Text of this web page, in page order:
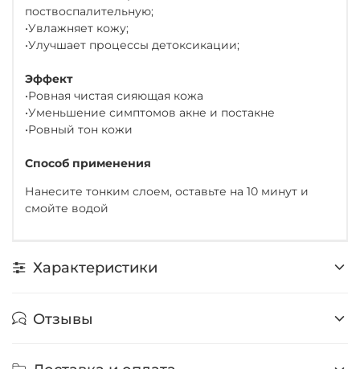
поствоспалительную;
•Увлажняет кожу;
•Улучшает процессы детоксикации;
Эффект
•Ровная чистая сияющая кожа
•Уменьшение симптомов акне и постакне
•Ровный тон кожи
Способ применения
Нанесите тонким слоем, оставьте на 10 минут и
смойте водой
Характеристики
Отзывы